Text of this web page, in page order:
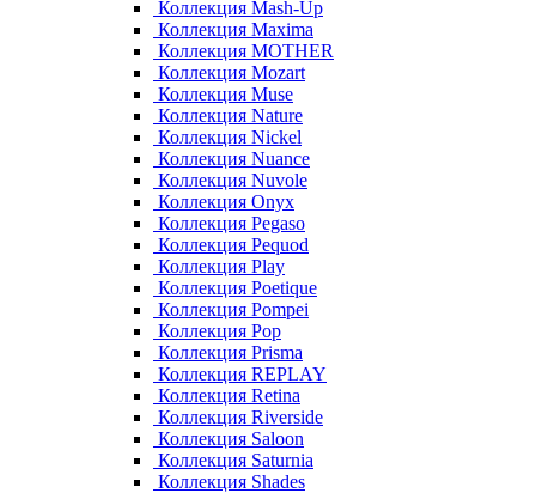
Коллекция Mash-Up
Коллекция Maxima
Коллекция MOTHER
Коллекция Mozart
Коллекция Muse
Коллекция Nature
Коллекция Nickel
Коллекция Nuance
Коллекция Nuvole
Коллекция Onyx
Коллекция Pegaso
Коллекция Pequod
Коллекция Play
Коллекция Poetique
Коллекция Pompei
Коллекция Pop
Коллекция Prisma
Коллекция REPLAY
Коллекция Retina
Коллекция Riverside
Коллекция Saloon
Коллекция Saturnia
Коллекция Shades